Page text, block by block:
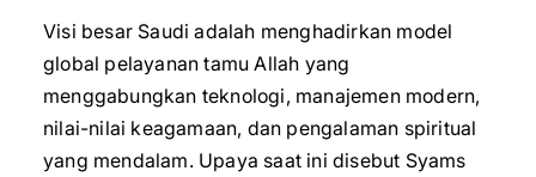
Visi besar Saudi adalah menghadirkan model
global pelayanan tamu Allah yang
menggabungkan teknologi, manajemen modern,
nilai-nilai keagamaan, dan pengalaman spiritual
yang mendalam. Upaya saat ini disebut Syams